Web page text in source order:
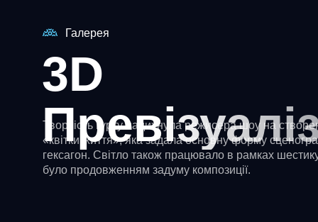
Галерея
3D
Творчість гурту надихнула режисера шоу на
«квітки життя», яка задала основну форму
гексагон. Світло також працювало в рамках
було продовженням задуму композиції.